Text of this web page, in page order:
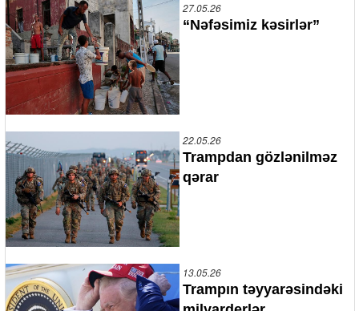
27.05.26
“Nəfəsimiz kəsirlər”
22.05.26
Trampdan gözlənilməz
qərar
13.05.26
Trampın təyyarəsindəki